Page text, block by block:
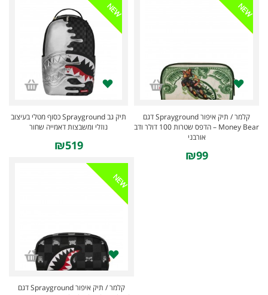
NEW
קלמר / תיק איפור Sprayground דגם
Money Bear – הדפס שטרות 100 דולר ודב
אורבני
₪99
NEW
תיק גב Sprayground כסוף מטלי בעיצוב
נוזלי ומשבצות דאמייה שחור
₪519
NEW
קלמר / תיק איפור Sprayground דגם